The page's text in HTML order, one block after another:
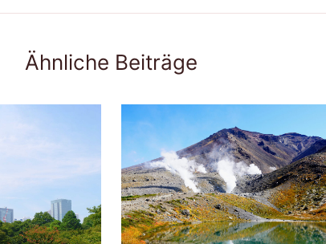
Ähnliche Beiträge